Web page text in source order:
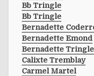
Bb Tringle
Bb Tringle
Bernadette
Bernadette Emond
Bernadette Tringle
Calixte Tremblay
Carmel Martel